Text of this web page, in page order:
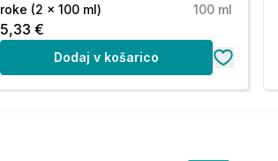
roke (2 x 100 ml)
100 ml
5,33 €
Dodaj v košarico